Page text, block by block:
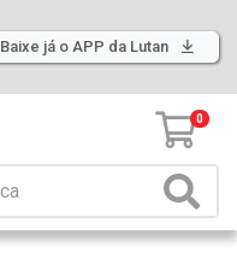
Baixe já o APP da Lutan
0